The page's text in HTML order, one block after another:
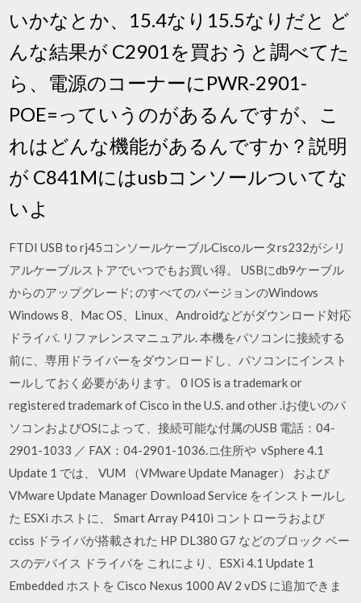
いかなとか、15.4なり15.5なりだと ど
んな結果が C2901を買おうと調べてた
ら、電源のコーナーにPWR-2901-
POE=っていうのがあるんですが、こ
れはどんな機能があるんですか？説明
が C841Mにはusbコンソールついてな
いよ
FTDI USB to rj45コンソールケーブルCiscoルータrs232がシリ
アルケーブルストアでいつでもお買い得。 USBにdb9ケーブル
からのアップグレード; のすべてのバージョンのWindows
Windows 8、Mac OS、Linux、Androidなどがダウンロード対応
ドライバ. リファレンスマニュアル. 本機をパソコンに接続する
前に、専用ドライバーをダウンロードし、パソコンにインスト
ールしておく必要があります。 0 IOS is a trademark or
registered trademark of Cisco in the U.S. and other .iお使いのパ
ソコンおよびOSによって、接続可能な付属のUSB 電話：04-
2901-1033 ／ FAX：04-2901-1036. □.住所や vSphere 4.1
Update 1 では、 VUM （VMware Update Manager） および
VMware Update Manager Download Service をインストールし
た ESXi ホストに、 Smart Array P410i コントローラおよび
cciss ドライバが搭載された HP DL380 G7 などのブロック ベー
スのデバイス ドライバを これにより、ESXi 4.1 Update 1
Embedded ホストを Cisco Nexus 1000 AV 2 vDS に追加できま